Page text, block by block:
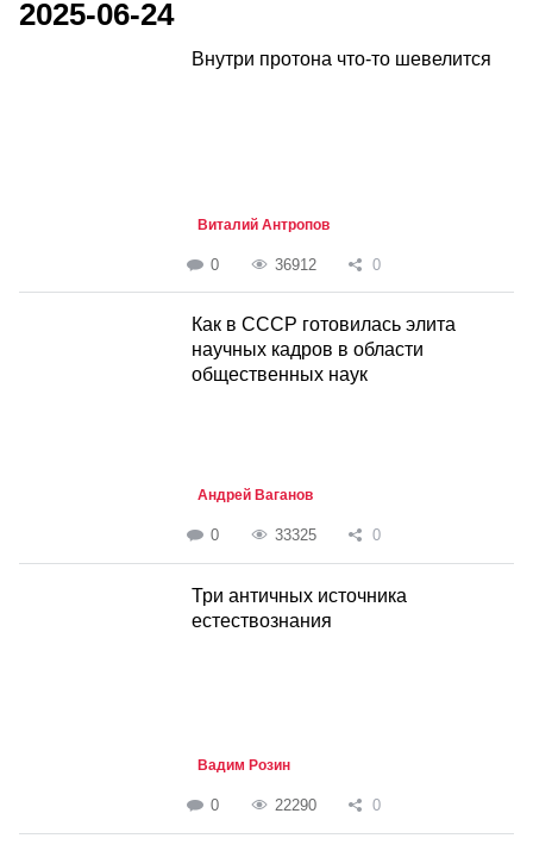
2025-06-24
Внутри протона что-то шевелится
Виталий Антропов
0 36912 0
Как в СССР готовилась элита
научных кадров в области
общественных наук
Андрей Ваганов
0 33325 0
Три античных источника
естествознания
Вадим Розин
0 22290 0